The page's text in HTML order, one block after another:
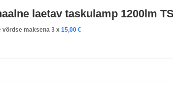
laetav taskulamp 1200lm
võrdse maksena 3 x 15,00 €